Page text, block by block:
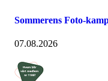
Sommerens Foto-
07.08.2026